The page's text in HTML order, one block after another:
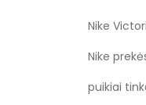
Nike
Nike
puikiai